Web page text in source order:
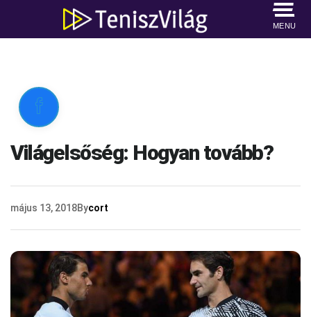
MENU

Világelsőség: Hogyan tovább?
május 13, 2018Bycort